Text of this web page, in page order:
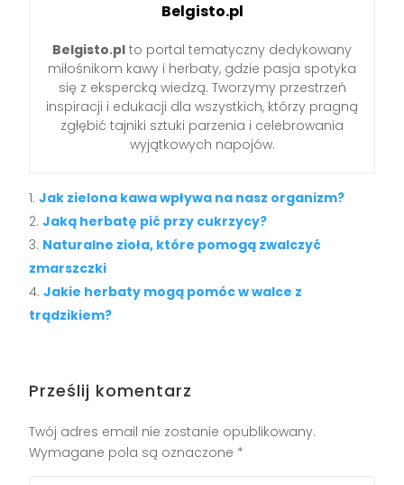
Belgisto.pl
Belgisto.pl to portal tematyczny dedykowany
miłośnikom kawy i herbaty, gdzie pasja spotyka
się z ekspercką wiedzą. Tworzymy przestrzeń
inspiracji i edukacji dla wszystkich, którzy pragną
zgłębić tajniki sztuki parzenia i celebrowania
wyjątkowych napojów.
Jak zielona kawa wpływa na nasz organizm?
Jaką herbatę pić przy cukrzycy?
Naturalne zioła, które pomogą zwalczyć
zmarszczki
Jakie herbaty mogą pomóc w walce z
trądzikiem?
Prześlij komentarz
Twój adres email nie zostanie opublikowany.
Wymagane pola są oznaczone *